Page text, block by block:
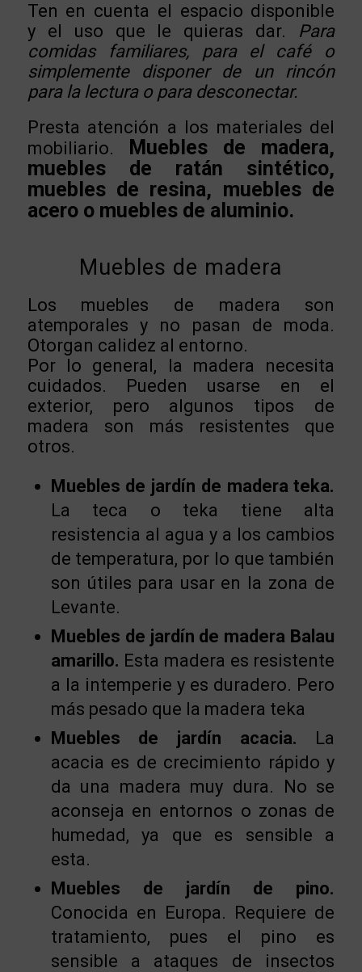
Ten en cuenta el espacio disponible
y el uso que le quieras dar. Para
comidas familiares, para el café o
simplemente disponer de un rincón
para la lectura o para desconectar.
Presta atención a los materiales del
mobiliario.
Muebles de madera,
muebles de ratán sintético,
muebles de resina, muebles de
acero o muebles de aluminio.
Muebles de madera
Los muebles de madera son
atemporales y no pasan de moda.
Otorgan calidez al entorno.
Por lo general, la madera necesita
cuidados. Pueden usarse en el
exterior, pero algunos tipos de
madera son más resistentes que
otros.
Muebles de jardín de madera teka.
La teca o teka tiene alta
resistencia al agua y a los cambios
de temperatura, por lo que también
son útiles para usar en la zona de
Levante.
Muebles de jardín de madera Balau
amarillo. Esta madera es resistente
a la intemperie y es duradero. Pero
más pesado que la madera teka
Muebles de jardín acacia. La
acacia es de crecimiento rápido y
da una madera muy dura. No se
aconseja en entornos o zonas de
humedad, ya que es sensible a
esta.
Muebles de jardín de pino.
Conocida en Europa. Requiere de
tratamiento, pues el pino es
sensible a ataques de insectos